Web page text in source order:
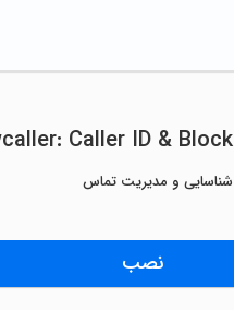
Caller ID & Block
شناسایی و مدیریت تماس
نصب